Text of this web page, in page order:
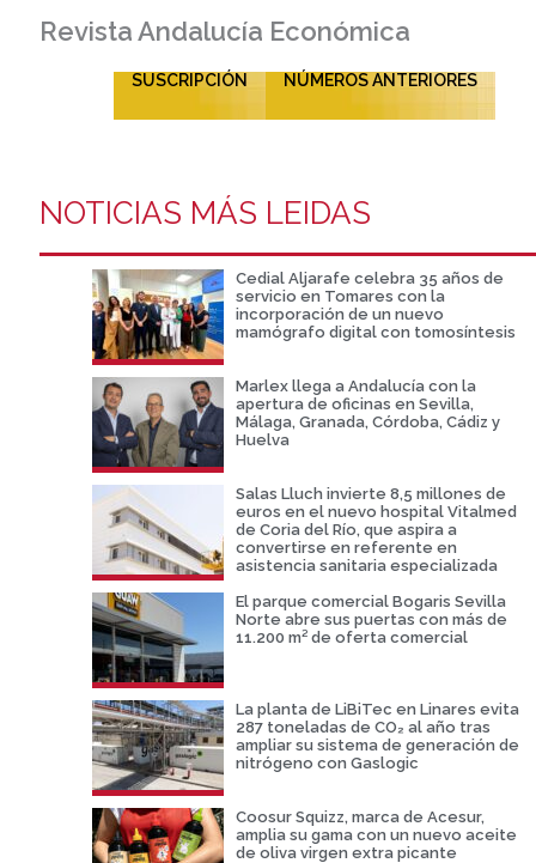
Revista Andalucía Económica
SUSCRIPCIÓN NÚMEROS ANTERIORES
NOTICIAS MÁS LEIDAS
Cedial Aljarafe celebra 35 años de
servicio en Tomares con la
incorporación de un nuevo
mamógrafo digital con tomosíntesis
Marlex llega a Andalucía con la
apertura de oficinas en Sevilla,
Málaga, Granada, Córdoba, Cádiz y
Huelva
Salas Lluch invierte 8,5 millones de
euros en el nuevo hospital Vitalmed
de Coria del Río, que aspira a
convertirse en referente en
asistencia sanitaria especializada
El parque comercial Bogaris Sevilla
Norte abre sus puertas con más de
11.200 m² de oferta comercial
La planta de LiBiTec en Linares evita
287 toneladas de CO₂ al año tras
ampliar su sistema de generación de
nitrógeno con Gaslogic
Coosur Squizz, marca de Acesur,
amplia su gama con un nuevo aceite
de oliva virgen extra picante